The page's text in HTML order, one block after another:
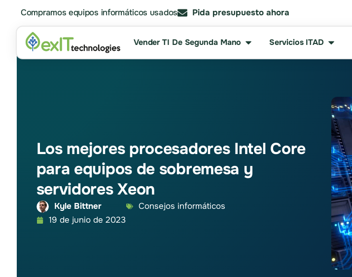
Compramos equipos informáticos usados Pida presupuesto ahora
Vender TI De Segunda Mano Servicios ITAD
Los mejores procesadores Intel Core
para equipos de sobremesa y
servidores Xeon
Kyle Bittner
Consejos informáticos
19 de junio de 2023